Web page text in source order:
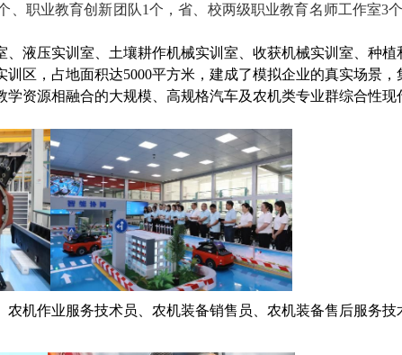
、职业教育创新团队1个，省、校两级职业教育名师工作室3
液压实训室、土壤耕作机械实训室、收获机械实训室、种植
训区，占地面积达5000平方米，建成了模拟企业的真实场景，
资源相融合的大规模、高规格汽车及农机类专业群综合性现
机作业服务技术员、农机装备销售员、农机装备售后服务技